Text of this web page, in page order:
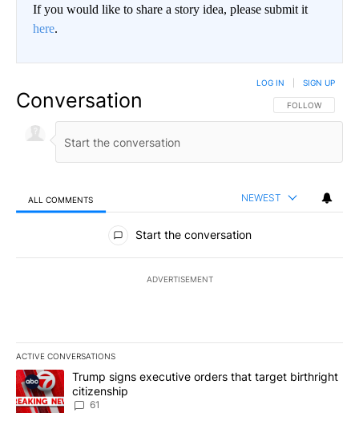
If you would like to share a story idea, please submit it
here.
Conversation FOLLOW THIS
FOLLOW
LOG IN SIGN UP
ALL COMMENTS NEWEST
All Comments
Start the conversation
ADVERTISEMENT
ACTIVE CONVERSATIONS
The following is a list of the most commented articles in the last
A trending article titled "Trump signs executive orders that
Trump signs executive orders that target birthright
citizenship
61